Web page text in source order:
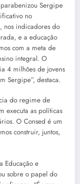
Sergipe
no
nos indicadores do
e a educação
com a meta de
integral. O
4 milhões de jovens
Sergipe”, destaca.
do regime de
executa as políticas
O Consed é um
construir, juntos,
Educação e
sobre o papel do